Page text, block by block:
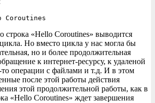
строка «Hello Coroutines» выводится
Но вместо цикла у нас могла бы
но и более продолжительная
к интернет-ресурсу, к удаленой
то операции с файлами и т.д. И в этом
после этой работы действия
этой продолжительной работы, как в
«Hello Coroutines» ждет завершения